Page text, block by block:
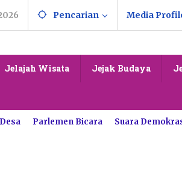
Pencarian Media
Jelajah Wisata Jejak Budaya
Parlemen Bicara Suara